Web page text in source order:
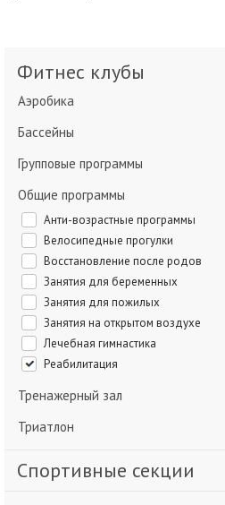
Фитнес клубы
Аэробика
Бассейны
Групповые программы
Общие программы
Анти-возрастные программы
Велосипедные прогулки
Восстановление после родов
Занятия для беременных
Занятия для пожилых
Занятия на открытом воздухе
Лечебная гимнастика
Реабилитация
Тренажерный зал
Триатлон
Спортивные секции